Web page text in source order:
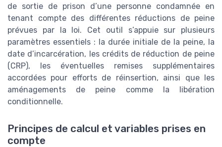
de sortie de prison d’une personne condamnée en
tenant compte des différentes réductions de peine
prévues par la loi. Cet outil s’appuie sur plusieurs
paramètres essentiels : la durée initiale de la peine, la
date d’incarcération, les crédits de réduction de peine
(CRP), les éventuelles remises supplémentaires
accordées pour efforts de réinsertion, ainsi que les
aménagements de peine comme la libération
conditionnelle.
Principes de calcul et variables prises en
compte